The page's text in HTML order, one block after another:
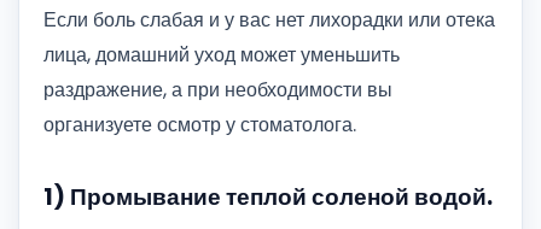
Если боль слабая и у вас нет лихорадки или отека
лица, домашний уход может уменьшить
раздражение, а при необходимости вы
организуете осмотр у стоматолога.
1) Промывание теплой соленой водой.